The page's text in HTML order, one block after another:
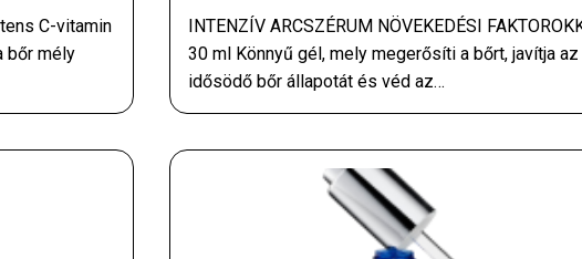
C-vitamin
bőr mély
INTENZÍV ARCSZÉRUM NÖVEKEDÉSI
30 ml Könnyű gél, mely megerősíti a bőrt, javítja az
idősödő bőr állapotát és véd az…